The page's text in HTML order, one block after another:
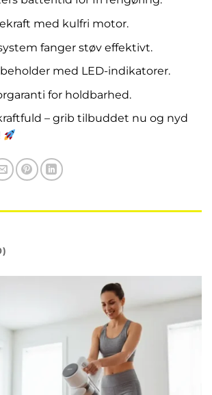
med kulfri motor.
fanger støv effektivt.
med LED-indikatorer.
for holdbarhed.
– grib tilbuddet nu og nyd